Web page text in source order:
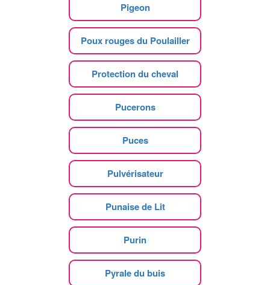
Pigeon
Poux rouges du Poulailler
Protection du cheval
Pucerons
Puces
Pulvérisateur
Punaise de Lit
Purin
Pyrale du buis